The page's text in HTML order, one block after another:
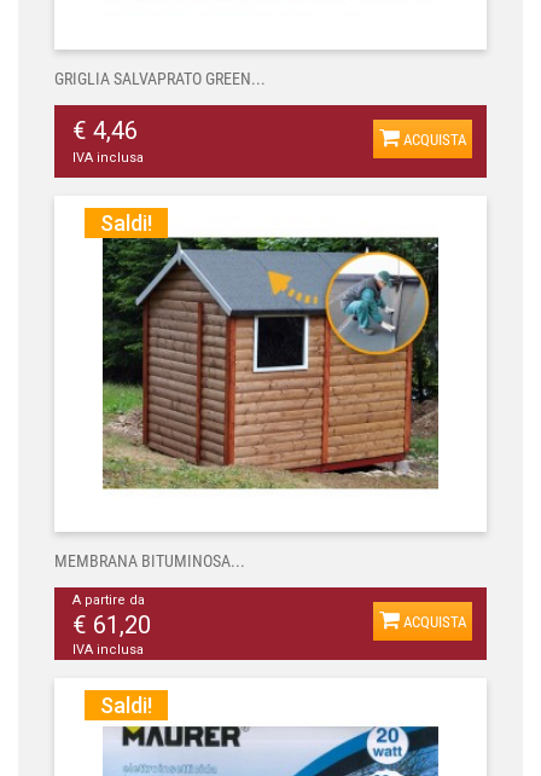
GRIGLIA SALVAPRATO GREEN...
€ 4,46
IVA inclusa
ACQUISTA
Saldi!
MEMBRANA BITUMINOSA...
A partire da
€ 61,20
IVA inclusa
ACQUISTA
Saldi!